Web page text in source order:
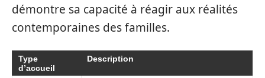
démontre sa capacité à réagir aux réalités
contemporaines des familles.
Type
d’accueil
Description